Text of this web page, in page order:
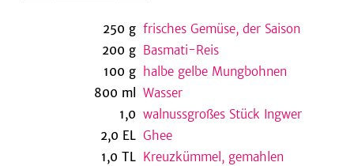
250 g frisches Gemüse, der Saison
200 g Basmati-Reis
100 g halbe gelbe Mungbohnen
800 ml
Wasser
1,0 walnussgroßes Stück Ingwer
2,0 EL Ghee
1,0 TL Kreuzkümmel, gemahlen